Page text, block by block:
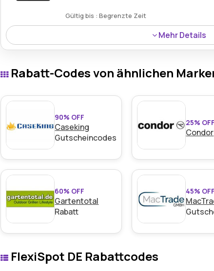
Gültig bis : Begrenzte Zeit
Mehr Details
Die E7 Premium-Serie höhenverstellbarer Schreibtische
Rabatt-Codes von ähnlichen
90% OFF
Caseking
Gutscheincodes
25% OFF
Condor
60% OFF
Gartentotal
Rabatt
45% OFF
FlexiSpot DE Rabattcodes